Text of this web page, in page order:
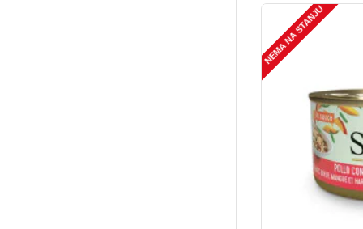
NEMA NA STANJU